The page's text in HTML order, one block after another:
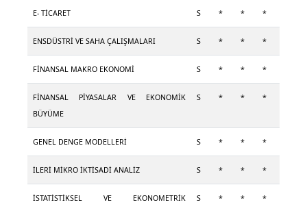
E- TİCARET S * * *
ENSDÜSTRİ VE SAHA ÇALIŞMALARI S * * *
FİNANSAL MAKRO EKONOMİ S * * *
FİNANSAL PİYASALAR VE EKONOMİK
BÜYÜME
S * * *
GENEL DENGE MODELLERİ S * * *
İLERİ MİKRO İKTİSADİ ANALİZ S * * *
İSTATİSTİKSEL VE EKONOMETRİK
S * * *